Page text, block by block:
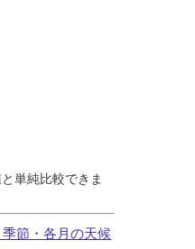
単純比較できま
節・各月の天候